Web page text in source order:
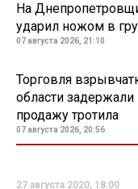
На
ударил ножом в
07 августа 2026, 21:10
Торговля
области
продажу тротила
07 августа 2026, 20:56
27 августа 2020, 18:00